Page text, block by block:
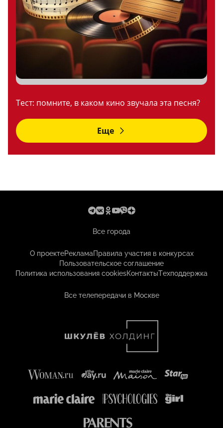
Тест: помните, в каком кино звучала эта песня?
Еще
Все города
О проектеРекламаПравила участия в конкурсах
Пользовательское соглашение
Политика использования cookiesКонтактыТехподдержка
Все телепередачи в Москве